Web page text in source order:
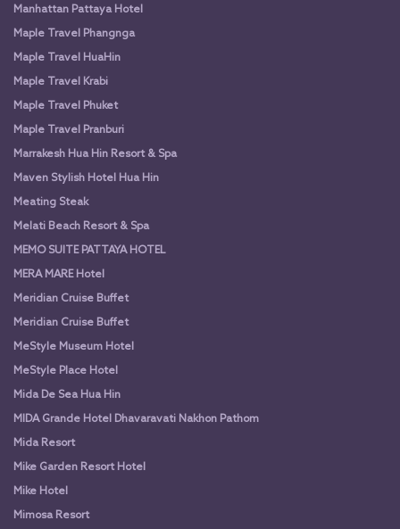
Manhattan Pattaya Hotel
Maple Travel Phangnga
Maple Travel HuaHin
Maple Travel Krabi
Maple Travel Phuket
Maple Travel Pranburi
Marrakesh Hua Hin Resort & Spa
Maven Stylish Hotel Hua Hin
Meating Steak
Melati Beach Resort & Spa
MEMO SUITE PATTAYA HOTEL
MERA MARE Hotel
Meridian Cruise Buffet
Meridian Cruise Buffet
MeStyle Museum Hotel
MeStyle Place Hotel
Mida De Sea Hua Hin
MIDA Grande Hotel Dhavaravati Nakhon Pathom
Mida Resort
Mike Garden Resort Hotel
Mike Hotel
Mimosa Resort